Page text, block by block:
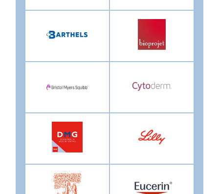
Image
Image Image
Image
Image